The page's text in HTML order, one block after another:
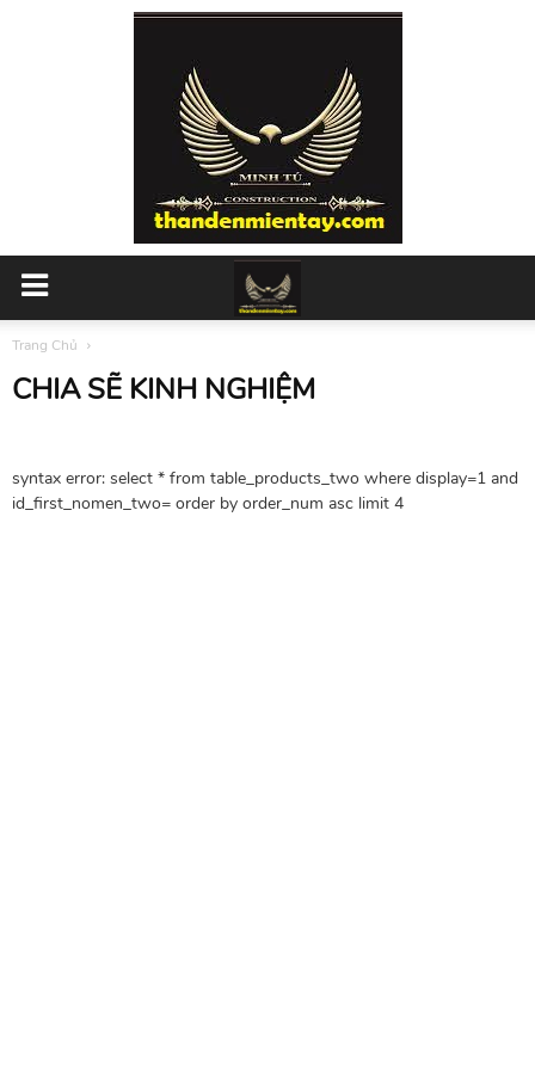
Trang Chủ
CHIA SẼ KINH NGHIỆM
syntax error: select * from table_products_two where display=1 and
id_first_nomen_two= order by order_num asc limit 4